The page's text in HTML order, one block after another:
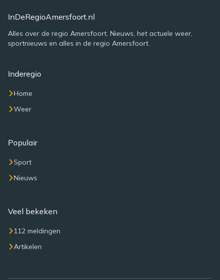
InDeRegioAmersfoort.nl
Alles over de regio Amersfoort. Nieuws, het actuele weer,
sportnieuws en alles in de regio Amersfoort.
Inderegio
Home
Weer
Populair
Sport
Nieuws
Veel bekeken
112 meldingen
Artikelen